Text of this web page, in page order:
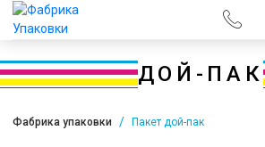
Оплата и доставка
ДОЙ-ПАК
Фабрика упаковки Пакет дой-пак